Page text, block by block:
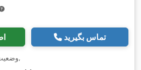
تماس بگیرید
,